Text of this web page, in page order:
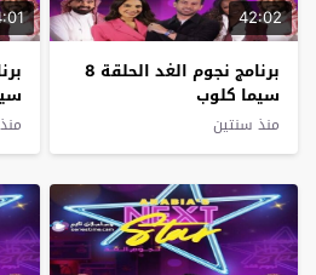
42:02
برنامج نجوم الغد الحلقة 8
سيما كلوب
منذ سنتين